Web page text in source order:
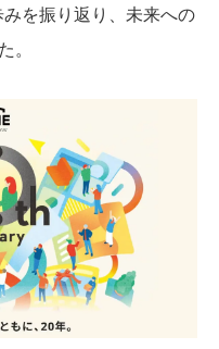
を振り返り、未来への